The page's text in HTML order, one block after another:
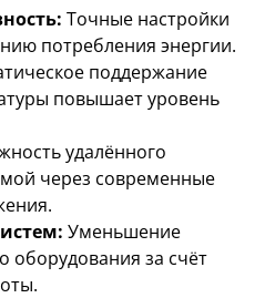
Точные настройки
потребления энергии.
поддержание
повышает уровень
удалённого
через современные
Уменьшение
оборудования за счёт